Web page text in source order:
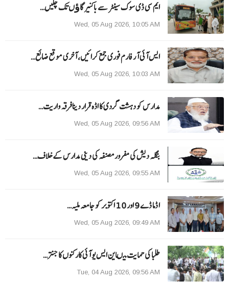
ایم سی ڈی سوک سینٹر سے باکنیر گاﺅں تک چلیں…
Wed, 05 Aug 2026, 10:05 AM
ایس آئی آر فارم فوری جمع کرائیں، آخری موقع ضائع…
Wed, 05 Aug 2026, 10:03 AM
مدارس کو دہشت گردی کا اڈہ قرار دینا فرقہ واریت…
Wed, 05 Aug 2026, 09:56 AM
بنگلہ دیش کی مفرور مصنفہ کی دینی مدارس کے خلاف…
Wed, 05 Aug 2026, 09:55 AM
ا ڈما ڈے 9 اور 10 اکتوبر کو جامعہ ملیہ…
Wed, 05 Aug 2026, 09:49 AM
طلبا کی حمایت میںاین ایس یو آئی کارکنوں کا جنتر…
Tue, 04 Aug 2026, 09:56 AM